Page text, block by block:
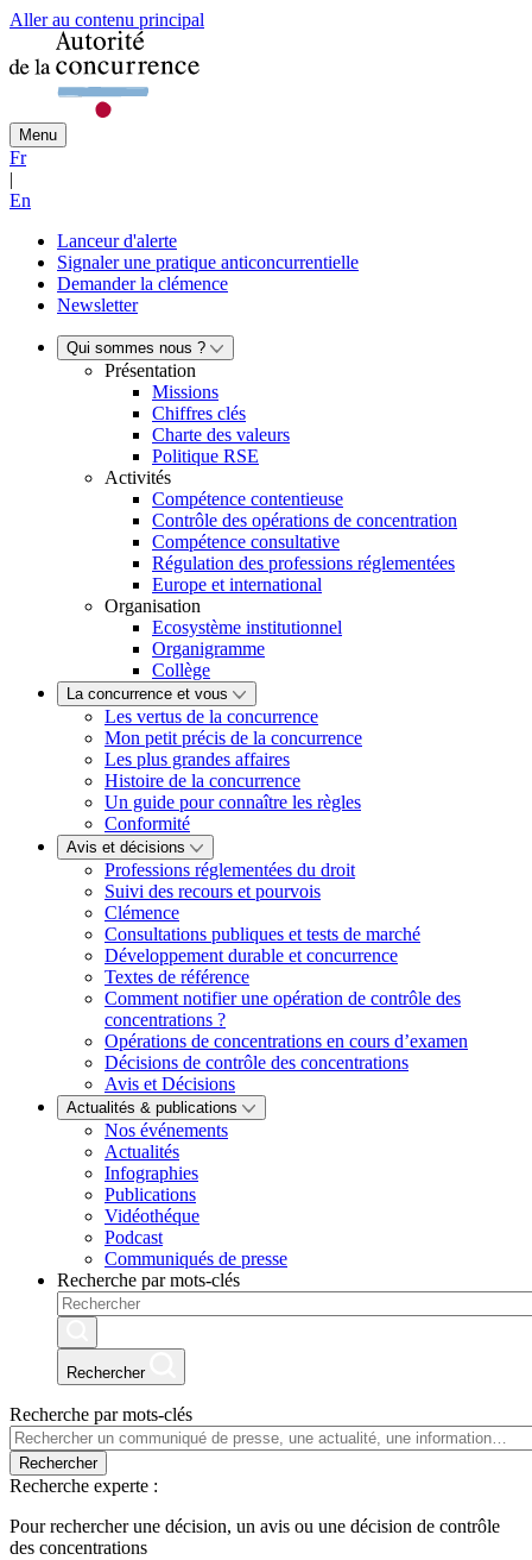
Aller au contenu principal
Menu
Fr
|
En
Lanceur d'alerte
Signaler une pratique anticoncurrentielle
Demander la clémence
Newsletter
Qui sommes nous ?
Présentation
Missions
Chiffres clés
Charte des valeurs
Politique RSE
Activités
Compétence contentieuse
Contrôle des opérations de concentration
Compétence consultative
Régulation des professions réglementées
Europe et international
Organisation
Ecosystème institutionnel
Organigramme
Collège
La concurrence et vous
Les vertus de la concurrence
Mon petit précis de la concurrence
Les plus grandes affaires
Histoire de la concurrence
Un guide pour connaître les règles
Conformité
Avis et décisions
Professions réglementées du droit
Suivi des recours et pourvois
Clémence
Consultations publiques et tests de marché
Développement durable et concurrence
Textes de référence
Comment notifier une opération de contrôle des
concentrations ?
Opérations de concentrations en cours d’examen
Décisions de contrôle des concentrations
Avis et Décisions
Actualités & publications
Nos événements
Actualités
Infographies
Publications
Vidéothéque
Podcast
Communiqués de presse
Recherche par mots-clés
Rechercher
Recherche par mots-clés
Rechercher
Recherche experte :
Pour rechercher une décision, un avis ou une décision de contrôle
des concentrations